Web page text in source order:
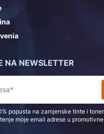
NA NEWSLETTER
popusta na zamjenske tinte i
moje email adrese u